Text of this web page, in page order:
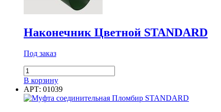
Наконечник Цветной STANDARD
Под заказ
Количество
товара
Наконечник
Цветной
STANDARD
В корзину
АРТ: 01039